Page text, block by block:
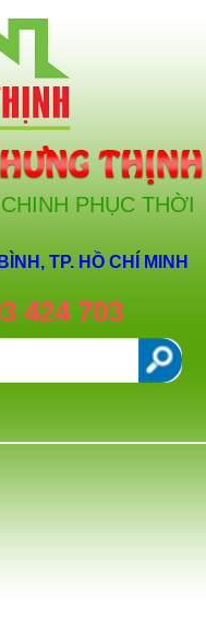
PHỤC THỜI
TP. HỒ CHÍ MINH
424 703